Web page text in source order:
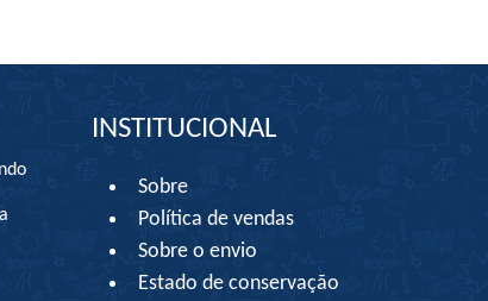
INSTITUCIONAL
Sobre
Política de vendas
Sobre o envio
Estado de conservação